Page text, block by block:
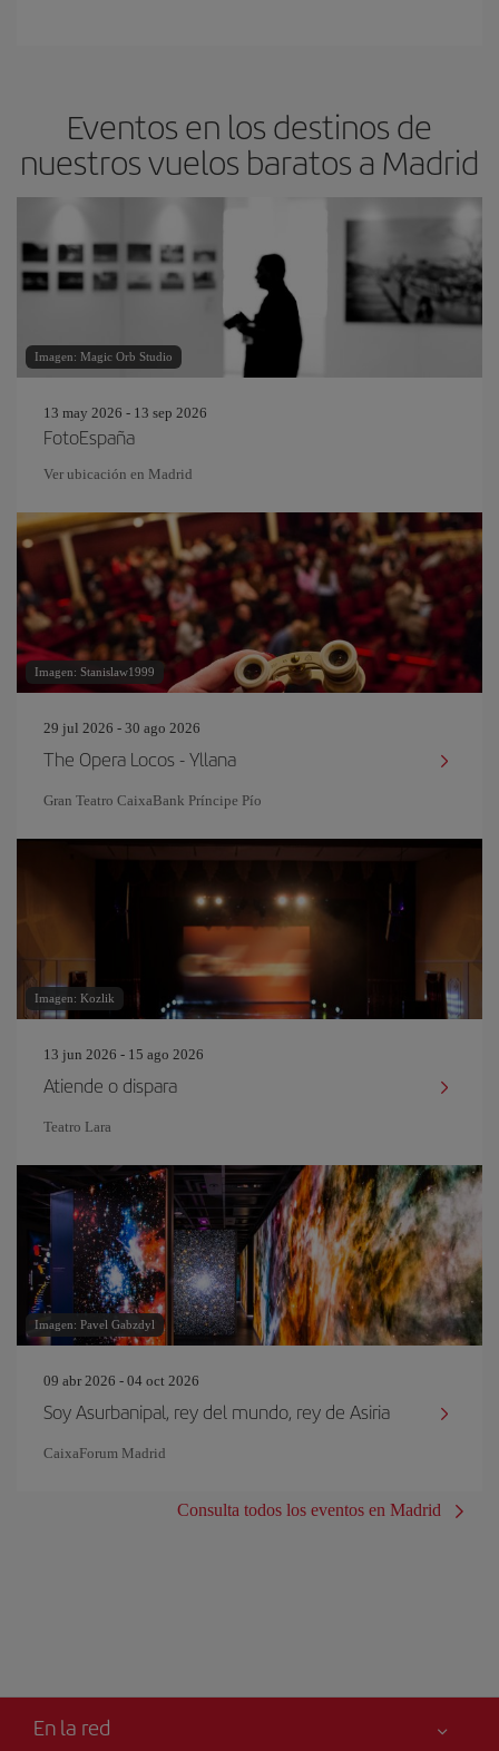
Eventos en los destinos de
nuestros vuelos baratos a Madrid
Imagen: Magic Orb Studio
13 may 2026 - 13 sep 2026
FotoEspaña
Ver ubicación en Madrid
Imagen: Stanislaw1999
29 jul 2026 - 30 ago 2026
The Opera Locos - Yllana
Gran Teatro CaixaBank Príncipe Pío
Imagen: Kozlik
13 jun 2026 - 15 ago 2026
Atiende o dispara
Teatro Lara
Imagen: Pavel Gabzdyl
09 abr 2026 - 04 oct 2026
Soy Asurbanipal, rey del mundo, rey de Asiria
CaixaForum Madrid
Consulta todos los eventos en Madrid
En la red